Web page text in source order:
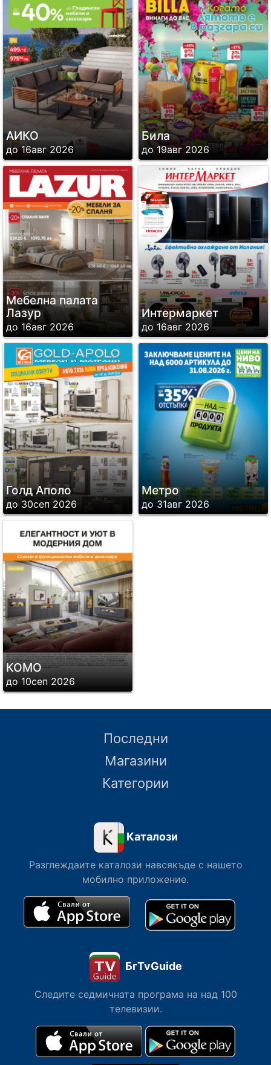
АИКО
до 16авг 2026
Била
до 19авг 2026
Мебелна палата
Лазур
до 16авг 2026
Интермаркет
до 16авг 2026
Голд Аполо
до 30сеп 2026
Метро
до 31авг 2026
КОМО
до 10сеп 2026
Последни
Магазини
Категории
Каталози
Разглеждаите каталози навсякъде с нашето
мобилно приложение.
БгTvGuide
Следите седмичната програма на над 100
телевизии.